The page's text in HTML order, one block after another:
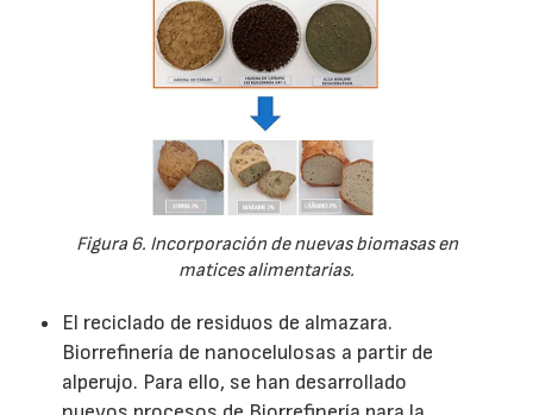
Figura 6. Incorporación de nuevas biomasas en
matices alimentarias.
El reciclado de residuos de almazara.
Biorrefinería de nanocelulosas a partir de
alperujo. Para ello, se han desarrollado